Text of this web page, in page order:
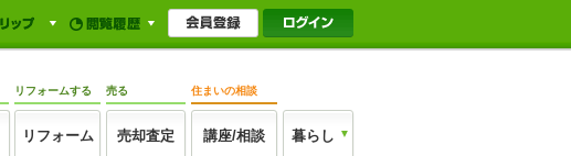
リフォームする
リフォーム
売る
売却査定
住まいの相談
講座/相談 暮らし